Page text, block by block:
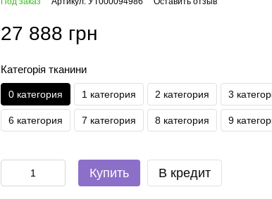
27 888 грн
Категорія тканини
0 категория 1 категория 2 категория 3
6 категория 7 категория 8 категория 9
Купить В кредит